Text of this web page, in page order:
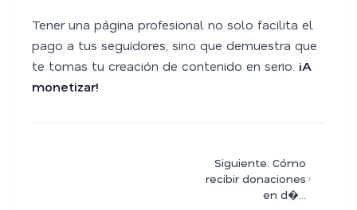
Tener una página profesional no solo facilita el
pago a tus seguidores, sino que demuestra que
te tomas tu creación de contenido en serio. ¡A
monetizar!
Siguiente: Cómo
recibir donaciones
en d�...